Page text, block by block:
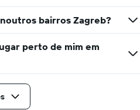
bairros Zagreb?
perto de mim em